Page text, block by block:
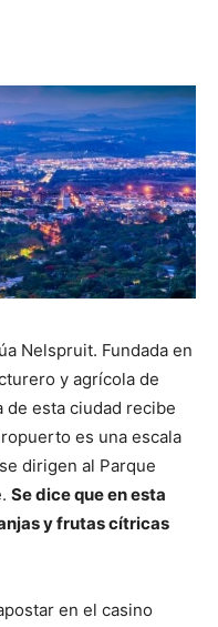
Nelspruit. Fundada en
y agrícola de
de esta ciudad recibe
es una escala
dirigen al Parque
Se dice que en esta
y frutas cítricas
en el casino